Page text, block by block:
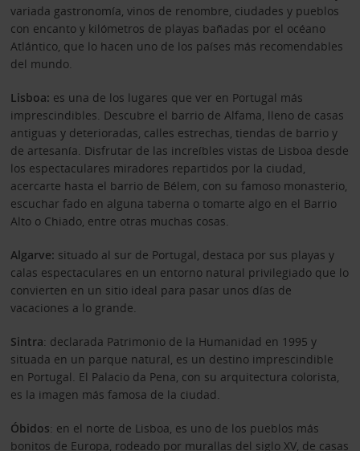
variada gastronomía, vinos de renombre, ciudades y pueblos
con encanto y kilómetros de playas bañadas por el océano
Atlántico, que lo hacen uno de los países más recomendables
del mundo.
Lisboa: es una de los lugares que ver en Portugal más
imprescindibles. Descubre el barrio de Alfama, lleno de casas
antiguas y deterioradas, calles estrechas, tiendas de barrio y
de artesanía. Disfrutar de las increíbles vistas de Lisboa desde
los espectaculares miradores repartidos por la ciudad,
acercarte hasta el barrio de Bélem, con su famoso monasterio,
escuchar fado en alguna taberna o tomarte algo en el Barrio
Alto o Chiado, entre otras muchas cosas.
Algarve: situado al sur de Portugal, destaca por sus playas y
calas espectaculares en un entorno natural privilegiado que lo
convierten en un sitio ideal para pasar unos días de
vacaciones a lo grande.
Sintra: declarada Patrimonio de la Humanidad en 1995 y
situada en un parque natural, es un destino imprescindible
en Portugal. El Palacio da Pena, con su arquitectura colorista,
es la imagen más famosa de la ciudad.
Óbidos: en el norte de Lisboa, es uno de los pueblos más
bonitos de Europa, rodeado por murallas del siglo XV, de casas